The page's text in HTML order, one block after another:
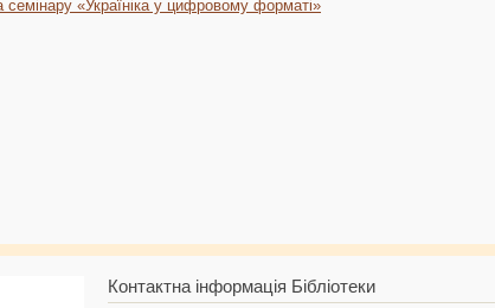
семінару «Україніка у цифровому форматі»
Контактна інформація Бібліотеки